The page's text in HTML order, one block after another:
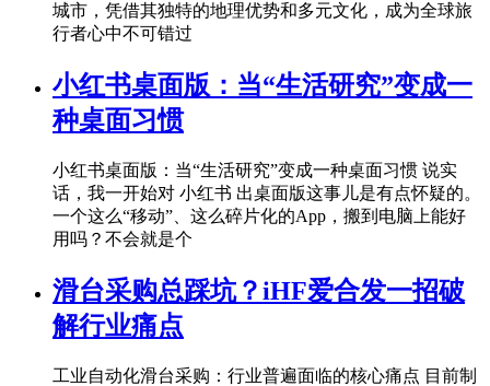
城市，凭借其独特的地理优势和多元文化，成为全球旅
行者心中不可错过
小红书桌面版：当“生活研究”变成一
种桌面习惯
小红书桌面版：当“生活研究”变成一种桌面习惯 说实
话，我一开始对 小红书 出桌面版这事儿是有点怀疑的。
一个这么“移动”、这么碎片化的App，搬到电脑上能好
用吗？不会就是个
滑台采购总踩坑？iHF爱合发一招破
解行业痛点
工业自动化滑台采购：行业普遍面临的核心痛点 目前制